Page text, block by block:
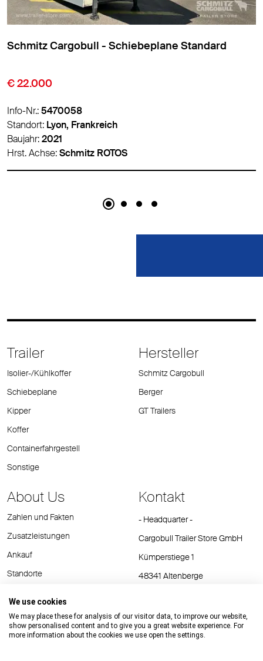
Standard Schmitz Cargobull -
Standort:
Hrst. Achse:
Trailer
Isolier-/Kühlkoffer
Schiebeplane
Kipper
Koffer
Containerfahrgestell
Sonstige
Hersteller
Schmitz Cargobull
Berger
GT Trailers
About Us
Zahlen und Fakten
Zusatzleistungen
Ankauf
Standorte
Kontakt
- Headquarter -
Cargobull Trailer Store GmbH
Kümperstiege 1
48341 Altenberge
E-Mail:cts@cargobull.com
We use cookies
We may place these for analysis of our visitor data, to improve our website,
show personalised content and to give you a great website experience. For
more information about the cookies we use open the settings.